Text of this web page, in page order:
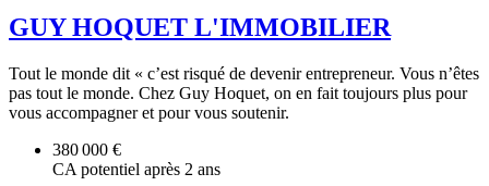
GUY HOQUET L'IMMOBILIER
Tout le monde dit « c’est risqué de devenir entrepreneur. Vous n’êtes
pas tout le monde. Chez Guy Hoquet, on en fait toujours plus pour
vous accompagner et pour vous soutenir.
380 000 €
CA potentiel après 2 ans